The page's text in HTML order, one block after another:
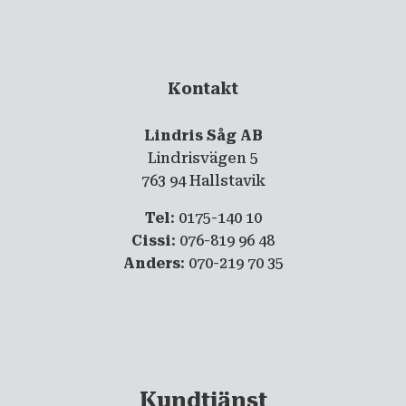
Kontakt
Lindris Såg AB
Lindrisvägen 5
763 94 Hallstavik
Tel: 0175-140 10
Cissi: 076-819 96 48
Anders: 070-219 70 35
Kundtjänst